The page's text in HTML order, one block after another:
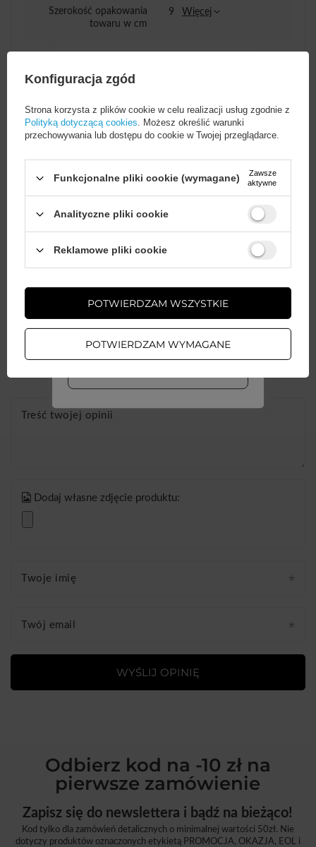
Szerokość opakowania
towaru w cm
9 Więcej
Potrzebujesz pomocy? Masz pytania?
Zadaj pytanie a my odpowiemy
niezwłocznie, najciekawsze pytania i
ZADAJ PYTANIE
Gwarancja 12 miesięcy
Napisz swoją opinię
Twoja ocena:
5/5
Treść twojej opinii
Dodaj własne zdjęcie produktu:
Twoje imię
Twój email
WYŚLIJ OPINIĘ
Odbierz kod na -10 zł na
pierwsze zamówienie
Zapisz się do newslettera i bądź na bieżąco!
Kod tylko dla zamówień detalicznych o minimalnej wartości 50zł. Nie
dotyczy produktów oznaczonych etykietą PROMOCJA, OKAZJA, EOL i
Wystarczy założyć konto
odblokować zniżki na kolejne
ZAŁÓŻ KONTO
Konfiguracja zgód
Strona korzysta z plików cookie w celu realizacji usług zgodnie z
Polityką dotyczącą cookies . Możesz określić warunki
przechowywania lub dostępu do cookie w Twojej przeglądarce.
Funkcjonalne pliki cookie (wymagane)
Zawsze
aktywne
Analityczne pliki cookie
Reklamowe pliki cookie
POTWIERDZAM WYMAGANE
POTWIERDZAM WSZYSTKIE